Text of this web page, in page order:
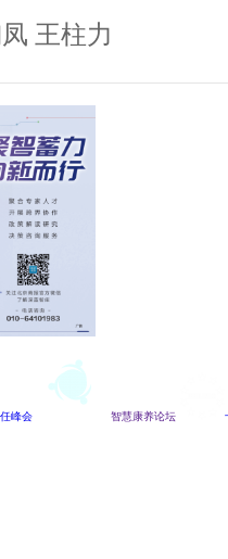
王柱力
峰会 智慧康养论坛